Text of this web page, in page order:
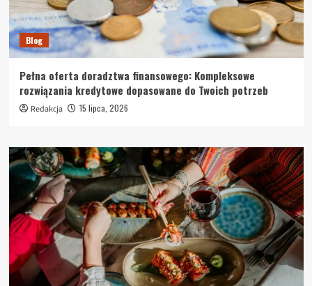
Blog
Pełna oferta doradztwa finansowego: Kompleksowe
rozwiązania kredytowe dopasowane do Twoich potrzeb
Redakcja 15 lipca, 2026